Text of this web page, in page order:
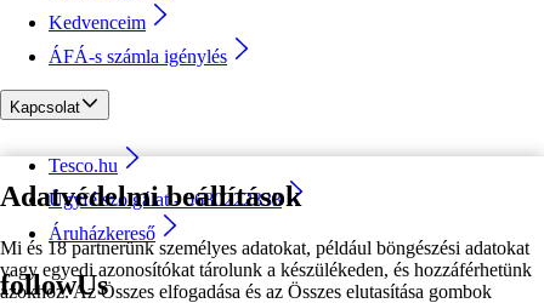
Adatvédelmi beállítások
Mi és 18 partnerünk személyes adatokat, például böngészési adatokat
vagy egyedi azonosítókat tárolunk a készülékeden, és hozzáférhetünk
azokhoz. Az Összes elfogadása és az Összes elutasítása gombok
Kedvenceim
ÁFÁ-s számla igénylés
Kapcsolat
Tesco.hu
Ügyfélszolgálat - 0680222333
Áruházkereső
followUs